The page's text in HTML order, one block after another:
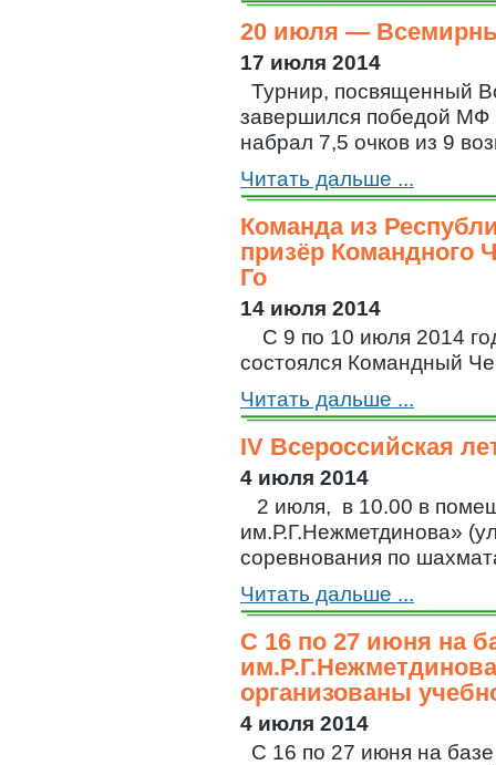
20 июля —
17 июля 2014
Турнир, посвященный
завершился победой
набрал 7,5 очков из 9
Читать дальше ...
Команда из
призёр Командного
Го
14 июля 2014
С 9 по 10 июля 2014
состоялся Командный
Читать дальше ...
IV Всероссийская
4 июля 2014
2 июля, в 10.00 в
им.Р.Г.Нежметдинова»
соревнования по
Читать дальше ...
С 16 по 27 июня
организованы
4 июля 2014
С 16 по 27 июня на